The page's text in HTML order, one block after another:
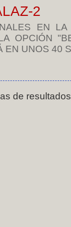
2
EN LA
OPCIÓN
EN UNOS 40
de